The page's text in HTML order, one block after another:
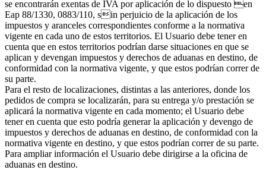
se encontrarán exentas de IVA por aplicación de lo dispuesto en
Eap 88/1330, 0883/110, sin perjuicio de la aplicación de los
impuestos y aranceles correspondientes conforme a la normativa
vigente en cada uno de estos territorios. El Usuario debe tener en
cuenta que en estos territorios podrían darse situaciones en que se
aplican y devengan impuestos y derechos de aduanas en destino, de
conformidad con la normativa vigente, y que estos podrían correr de
su parte.
Para el resto de localizaciones, distintas a las anteriores, donde los
pedidos de compra se localizarán, para su entrega y/o prestación se
aplicará la normativa vigente en cada momento; el Usuario debe
tener en cuenta que esto podría generar la aplicación y devengo de
impuestos y derechos de aduanas en destino, de conformidad con la
normativa vigente en destino, y que estos podrían correr de su parte.
Para ampliar información el Usuario debe dirigirse a la oficina de
aduanas en destino.